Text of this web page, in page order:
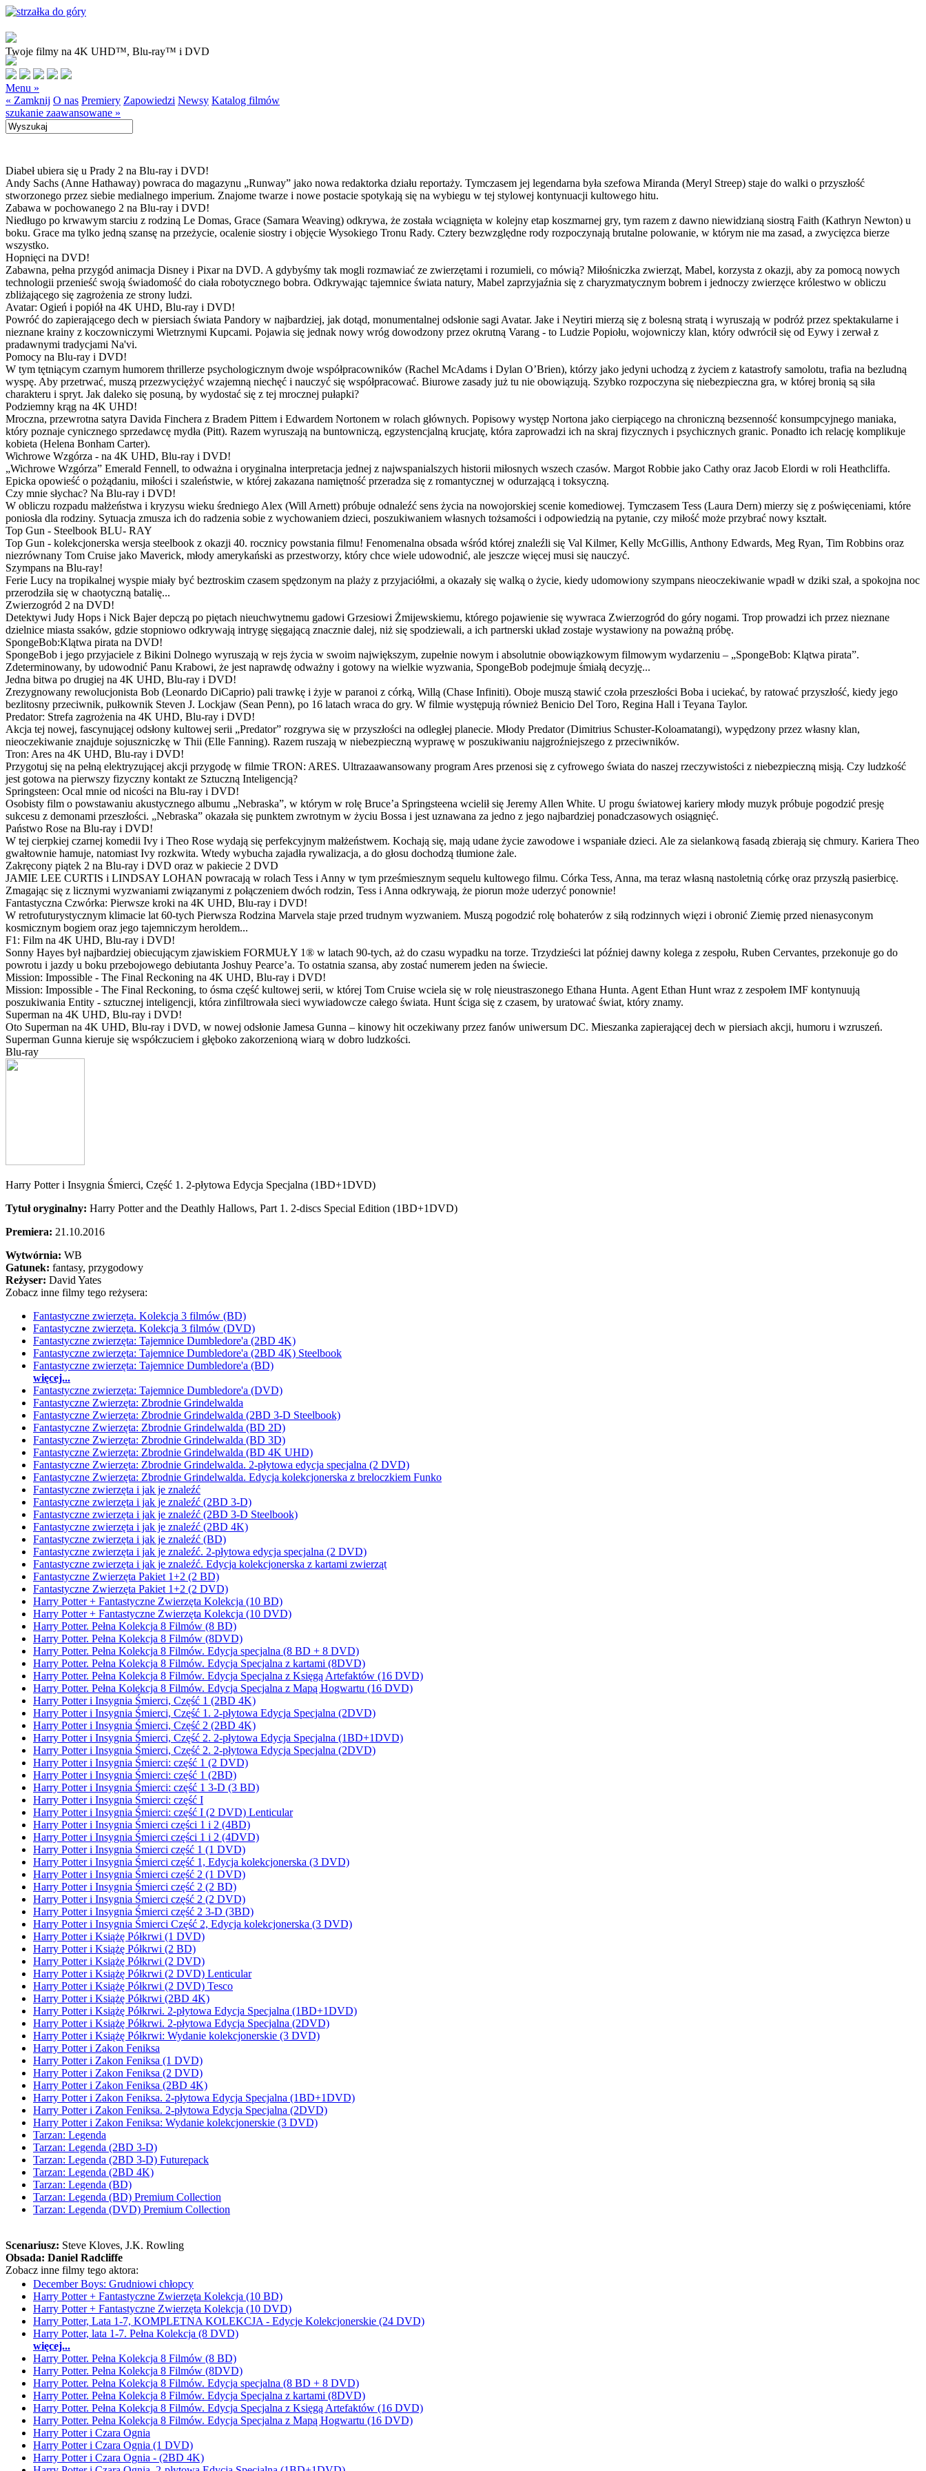
Twoje filmy na 4K UHD™, Blu-ray™ i DVD
Menu »
« Zamknij O nas Premiery Zapowiedzi Newsy Katalog filmów
szukanie zaawansowane »
Diabeł ubiera się u Prady 2 na Blu-ray i DVD!
Andy Sachs (Anne Hathaway) powraca do magazynu „Runway” jako nowa redaktorka działu reportaży. Tymczasem jej legendarna była szefowa Miranda (Meryl Streep) staje do walki o przyszłość
stworzonego przez siebie medialnego imperium. Znajome twarze i nowe postacie spotykają się na wybiegu w tej stylowej kontynuacji kultowego hitu.
Zabawa w pochowanego 2 na Blu-ray i DVD!
Niedługo po krwawym starciu z rodziną Le Domas, Grace (Samara Weaving) odkrywa, że została wciągnięta w kolejny etap koszmarnej gry, tym razem z dawno niewidzianą siostrą Faith (Kathryn Newton) u
boku. Grace ma tylko jedną szansę na przeżycie, ocalenie siostry i objęcie Wysokiego Tronu Rady. Cztery bezwzględne rody rozpoczynają brutalne polowanie, w którym nie ma zasad, a zwycięzca bierze
wszystko.
Hopnięci na DVD!
Zabawna, pełna przygód animacja Disney i Pixar na DVD. A gdybyśmy tak mogli rozmawiać ze zwierzętami i rozumieli, co mówią? Miłośniczka zwierząt, Mabel, korzysta z okazji, aby za pomocą nowych
technologii przenieść swoją świadomość do ciała robotycznego bobra. Odkrywając tajemnice świata natury, Mabel zaprzyjaźnia się z charyzmatycznym bobrem i jednoczy zwierzęce królestwo w obliczu
zbliżającego się zagrożenia ze strony ludzi.
Avatar: Ogień i popiół na 4K UHD, Blu-ray i DVD!
Powróć do zapierającego dech w piersiach świata Pandory w najbardziej, jak dotąd, monumentalnej odsłonie sagi Avatar. Jake i Neytiri mierzą się z bolesną stratą i wyruszają w podróż przez spektakularne i
nieznane krainy z koczowniczymi Wietrznymi Kupcami. Pojawia się jednak nowy wróg dowodzony przez okrutną Varang - to Ludzie Popiołu, wojowniczy klan, który odwrócił się od Eywy i zerwał z
pradawnymi tradycjami Na'vi.
Pomocy na Blu-ray i DVD!
W tym tętniącym czarnym humorem thrillerze psychologicznym dwoje współpracowników (Rachel McAdams i Dylan O’Brien), którzy jako jedyni uchodzą z życiem z katastrofy samolotu, trafia na bezludną
wyspę. Aby przetrwać, muszą przezwyciężyć wzajemną niechęć i nauczyć się współpracować. Biurowe zasady już tu nie obowiązują. Szybko rozpoczyna się niebezpieczna gra, w której bronią są siła
charakteru i spryt. Jak daleko się posuną, by wydostać się z tej mrocznej pułapki?
Podziemny krąg na 4K UHD!
Mroczna, przewrotna satyra Davida Finchera z Bradem Pittem i Edwardem Nortonem w rolach głównych. Popisowy występ Nortona jako cierpiącego na chroniczną bezsenność konsumpcyjnego maniaka,
który poznaje cynicznego sprzedawcę mydła (Pitt). Razem wyruszają na buntowniczą, egzystencjalną krucjatę, która zaprowadzi ich na skraj fizycznych i psychicznych granic. Ponadto ich relację komplikuje
kobieta (Helena Bonham Carter).
Wichrowe Wzgórza - na 4K UHD, Blu-ray i DVD!
„Wichrowe Wzgórza” Emerald Fennell, to odważna i oryginalna interpretacja jednej z najwspanialszych historii miłosnych wszech czasów. Margot Robbie jako Cathy oraz Jacob Elordi w roli Heathcliffa.
Epicka opowieść o pożądaniu, miłości i szaleństwie, w której zakazana namiętność przeradza się z romantycznej w odurzającą i toksyczną.
Czy mnie słychac? Na Blu-ray i DVD!
W obliczu rozpadu małżeństwa i kryzysu wieku średniego Alex (Will Arnett) próbuje odnaleźć sens życia na nowojorskiej scenie komediowej. Tymczasem Tess (Laura Dern) mierzy się z poświęceniami, które
poniosła dla rodziny. Sytuacja zmusza ich do radzenia sobie z wychowaniem dzieci, poszukiwaniem własnych tożsamości i odpowiedzią na pytanie, czy miłość może przybrać nowy kształt.
Top Gun - Steelbook BLU- RAY
Top Gun - kolekcjonerska wersja steelbook z okazji 40. rocznicy powstania filmu! Fenomenalna obsada wśród której znaleźli się Val Kilmer, Kelly McGillis, Anthony Edwards, Meg Ryan, Tim Robbins oraz
niezrównany Tom Cruise jako Maverick, młody amerykański as przestworzy, który chce wiele udowodnić, ale jeszcze więcej musi się nauczyć.
Szympans na Blu-ray!
Ferie Lucy na tropikalnej wyspie miały być beztroskim czasem spędzonym na plaży z przyjaciółmi, a okazały się walką o życie, kiedy udomowiony szympans nieoczekiwanie wpadł w dziki szał, a spokojna noc
przerodziła się w chaotyczną batalię...
Zwierzogród 2 na DVD!
Detektywi Judy Hops i Nick Bajer depczą po piętach nieuchwytnemu gadowi Grzesiowi Żmijewskiemu, którego pojawienie się wywraca Zwierzogród do góry nogami. Trop prowadzi ich przez nieznane
dzielnice miasta ssaków, gdzie stopniowo odkrywają intrygę sięgającą znacznie dalej, niż się spodziewali, a ich partnerski układ zostaje wystawiony na poważną próbę.
SpongeBob:Klątwa pirata na DVD!
SpongeBob i jego przyjaciele z Bikini Dolnego wyruszają w rejs życia w swoim największym, zupełnie nowym i absolutnie obowiązkowym filmowym wydarzeniu – „SpongeBob: Klątwa pirata”.
Zdeterminowany, by udowodnić Panu Krabowi, że jest naprawdę odważny i gotowy na wielkie wyzwania, SpongeBob podejmuje śmiałą decyzję...
Jedna bitwa po drugiej na 4K UHD, Blu-ray i DVD!
Zrezygnowany rewolucjonista Bob (Leonardo DiCaprio) pali trawkę i żyje w paranoi z córką, Willą (Chase Infiniti). Oboje muszą stawić czoła przeszłości Boba i uciekać, by ratować przyszłość, kiedy jego
bezlitosny przeciwnik, pułkownik Steven J. Lockjaw (Sean Penn), po 16 latach wraca do gry. W filmie występują również Benicio Del Toro, Regina Hall i Teyana Taylor.
Predator: Strefa zagrożenia na 4K UHD, Blu-ray i DVD!
Akcja tej nowej, fascynującej odsłony kultowej serii „Predator” rozgrywa się w przyszłości na odległej planecie. Młody Predator (Dimitrius Schuster-Koloamatangi), wypędzony przez własny klan,
nieoczekiwanie znajduje sojuszniczkę w Thii (Elle Fanning). Razem ruszają w niebezpieczną wyprawę w poszukiwaniu najgroźniejszego z przeciwników.
Tron: Ares na 4K UHD, Blu-ray i DVD!
Przygotuj się na pełną elektryzującej akcji przygodę w filmie TRON: ARES. Ultrazaawansowany program Ares przenosi się z cyfrowego świata do naszej rzeczywistości z niebezpieczną misją. Czy ludzkość
jest gotowa na pierwszy fizyczny kontakt ze Sztuczną Inteligencją?
Springsteen: Ocal mnie od nicości na Blu-ray i DVD!
Osobisty film o powstawaniu akustycznego albumu „Nebraska”, w którym w rolę Bruce’a Springsteena wcielił się Jeremy Allen White. U progu światowej kariery młody muzyk próbuje pogodzić presję
sukcesu z demonami przeszłości. „Nebraska” okazała się punktem zwrotnym w życiu Bossa i jest uznawana za jedno z jego najbardziej ponadczasowych osiągnięć.
Państwo Rose na Blu-ray i DVD!
W tej cierpkiej czarnej komedii Ivy i Theo Rose wydają się perfekcyjnym małżeństwem. Kochają się, mają udane życie zawodowe i wspaniałe dzieci. Ale za sielankową fasadą zbierają się chmury. Kariera Theo
gwałtownie hamuje, natomiast Ivy rozkwita. Wtedy wybucha zajadła rywalizacja, a do głosu dochodzą tłumione żale.
Zakręcony piątek 2 na Blu-ray i DVD oraz w pakiecie 2 DVD
JAMIE LEE CURTIS i LINDSAY LOHAN powracają w rolach Tess i Anny w tym prześmiesznym sequelu kultowego filmu. Córka Tess, Anna, ma teraz własną nastoletnią córkę oraz przyszłą pasierbicę.
Zmagając się z licznymi wyzwaniami związanymi z połączeniem dwóch rodzin, Tess i Anna odkrywają, że piorun może uderzyć ponownie!
Fantastyczna Czwórka: Pierwsze kroki na 4K UHD, Blu-ray i DVD!
W retrofuturystycznym klimacie lat 60-tych Pierwsza Rodzina Marvela staje przed trudnym wyzwaniem. Muszą pogodzić rolę bohaterów z siłą rodzinnych więzi i obronić Ziemię przed nienasyconym
kosmicznym bogiem oraz jego tajemniczym heroldem...
F1: Film na 4K UHD, Blu-ray i DVD!
Sonny Hayes był najbardziej obiecującym zjawiskiem FORMUŁY 1® w latach 90-tych, aż do czasu wypadku na torze. Trzydzieści lat później dawny kolega z zespołu, Ruben Cervantes, przekonuje go do
powrotu i jazdy u boku przebojowego debiutanta Joshuy Pearce’a. To ostatnia szansa, aby zostać numerem jeden na świecie.
Mission: Impossible - The Final Reckoning na 4K UHD, Blu-ray i DVD!
Mission: Impossible - The Final Reckoning, to ósma część kultowej serii, w której Tom Cruise wciela się w rolę nieustraszonego Ethana Hunta. Agent Ethan Hunt wraz z zespołem IMF kontynuują
poszukiwania Entity - sztucznej inteligencji, która zinfiltrowała sieci wywiadowcze całego świata. Hunt ściga się z czasem, by uratować świat, który znamy.
Superman na 4K UHD, Blu-ray i DVD!
Oto Superman na 4K UHD, Blu-ray i DVD, w nowej odsłonie Jamesa Gunna – kinowy hit oczekiwany przez fanów uniwersum DC. Mieszanka zapierającej dech w piersiach akcji, humoru i wzruszeń.
Superman Gunna kieruje się współczuciem i głęboko zakorzenioną wiarą w dobro ludzkości.
Blu-ray
Harry Potter i Insygnia Śmierci, Część 1. 2-płytowa Edycja Specjalna (1BD+1DVD)
Tytuł oryginalny: Harry Potter and the Deathly Hallows, Part 1. 2-discs Special Edition (1BD+1DVD)
Premiera: 21.10.2016
Wytwórnia: WB
Gatunek: fantasy, przygodowy
Reżyser: David Yates
Zobacz inne filmy tego reżysera:
Fantastyczne zwierzęta. Kolekcja 3 filmów (BD)
Fantastyczne zwierzęta. Kolekcja 3 filmów (DVD)
Fantastyczne zwierzęta: Tajemnice Dumbledore'a (2BD 4K)
Fantastyczne zwierzęta: Tajemnice Dumbledore'a (2BD 4K) Steelbook
Fantastyczne zwierzęta: Tajemnice Dumbledore'a (BD)
więcej...
Fantastyczne zwierzęta: Tajemnice Dumbledore'a (DVD)
Fantastyczne Zwierzęta: Zbrodnie Grindelwalda
Fantastyczne Zwierzęta: Zbrodnie Grindelwalda (2BD 3-D Steelbook)
Fantastyczne Zwierzęta: Zbrodnie Grindelwalda (BD 2D)
Fantastyczne Zwierzęta: Zbrodnie Grindelwalda (BD 3D)
Fantastyczne Zwierzęta: Zbrodnie Grindelwalda (BD 4K UHD)
Fantastyczne Zwierzęta: Zbrodnie Grindelwalda. 2-płytowa edycja specjalna (2 DVD)
Fantastyczne Zwierzęta: Zbrodnie Grindelwalda. Edycja kolekcjonerska z breloczkiem Funko
Fantastyczne zwierzęta i jak je znaleźć
Fantastyczne zwierzęta i jak je znaleźć (2BD 3-D)
Fantastyczne zwierzęta i jak je znaleźć (2BD 3-D Steelbook)
Fantastyczne zwierzęta i jak je znaleźć (2BD 4K)
Fantastyczne zwierzęta i jak je znaleźć (BD)
Fantastyczne zwierzęta i jak je znaleźć. 2-płytowa edycja specjalna (2 DVD)
Fantastyczne zwierzęta i jak je znaleźć. Edycja kolekcjonerska z kartami zwierząt
Fantastyczne Zwierzęta Pakiet 1+2 (2 BD)
Fantastyczne Zwierzęta Pakiet 1+2 (2 DVD)
Harry Potter + Fantastyczne Zwierzęta Kolekcja (10 BD)
Harry Potter + Fantastyczne Zwierzęta Kolekcja (10 DVD)
Harry Potter. Pełna Kolekcja 8 Filmów (8 BD)
Harry Potter. Pełna Kolekcja 8 Filmów (8DVD)
Harry Potter. Pełna Kolekcja 8 Filmów. Edycja specjalna (8 BD + 8 DVD)
Harry Potter. Pełna Kolekcja 8 Filmów. Edycja Specjalna z kartami (8DVD)
Harry Potter. Pełna Kolekcja 8 Filmów. Edycja Specjalna z Księgą Artefaktów (16 DVD)
Harry Potter. Pełna Kolekcja 8 Filmów. Edycja Specjalna z Mapą Hogwartu (16 DVD)
Harry Potter i Insygnia Śmierci, Część 1 (2BD 4K)
Harry Potter i Insygnia Śmierci, Część 1. 2-płytowa Edycja Specjalna (2DVD)
Harry Potter i Insygnia Śmierci, Część 2 (2BD 4K)
Harry Potter i Insygnia Śmierci, Część 2. 2-płytowa Edycja Specjalna (1BD+1DVD)
Harry Potter i Insygnia Śmierci, Część 2. 2-płytowa Edycja Specjalna (2DVD)
Harry Potter i Insygnia Śmierci: część 1 (2 DVD)
Harry Potter i Insygnia Śmierci: część 1 (2BD)
Harry Potter i Insygnia Śmierci: część 1 3-D (3 BD)
Harry Potter i Insygnia Śmierci: część I
Harry Potter i Insygnia Śmierci: część I (2 DVD) Lenticular
Harry Potter i Insygnia Śmierci części 1 i 2 (4BD)
Harry Potter i Insygnia Śmierci części 1 i 2 (4DVD)
Harry Potter i Insygnia Śmierci część 1 (1 DVD)
Harry Potter i Insygnia Śmierci część 1, Edycja kolekcjonerska (3 DVD)
Harry Potter i Insygnia Śmierci część 2 (1 DVD)
Harry Potter i Insygnia Śmierci część 2 (2 BD)
Harry Potter i Insygnia Śmierci część 2 (2 DVD)
Harry Potter i Insygnia Śmierci część 2 3-D (3BD)
Harry Potter i Insygnia Śmierci Część 2, Edycja kolekcjonerska (3 DVD)
Harry Potter i Książę Półkrwi (1 DVD)
Harry Potter i Książę Półkrwi (2 BD)
Harry Potter i Książę Półkrwi (2 DVD)
Harry Potter i Książę Półkrwi (2 DVD) Lenticular
Harry Potter i Książę Półkrwi (2 DVD) Tesco
Harry Potter i Książę Półkrwi (2BD 4K)
Harry Potter i Książę Półkrwi. 2-płytowa Edycja Specjalna (1BD+1DVD)
Harry Potter i Książę Półkrwi. 2-płytowa Edycja Specjalna (2DVD)
Harry Potter i Książę Półkrwi: Wydanie kolekcjonerskie (3 DVD)
Harry Potter i Zakon Feniksa
Harry Potter i Zakon Feniksa (1 DVD)
Harry Potter i Zakon Feniksa (2 DVD)
Harry Potter i Zakon Feniksa (2BD 4K)
Harry Potter i Zakon Feniksa. 2-płytowa Edycja Specjalna (1BD+1DVD)
Harry Potter i Zakon Feniksa. 2-płytowa Edycja Specjalna (2DVD)
Harry Potter i Zakon Feniksa: Wydanie kolekcjonerskie (3 DVD)
Tarzan: Legenda
Tarzan: Legenda (2BD 3-D)
Tarzan: Legenda (2BD 3-D) Futurepack
Tarzan: Legenda (2BD 4K)
Tarzan: Legenda (BD)
Tarzan: Legenda (BD) Premium Collection
Tarzan: Legenda (DVD) Premium Collection
Scenariusz: Steve Kloves, J.K. Rowling
Obsada: Daniel Radcliffe
Zobacz inne filmy tego aktora:
December Boys: Grudniowi chłopcy
Harry Potter + Fantastyczne Zwierzęta Kolekcja (10 BD)
Harry Potter + Fantastyczne Zwierzęta Kolekcja (10 DVD)
Harry Potter, Lata 1-7, KOMPLETNA KOLEKCJA - Edycje Kolekcjonerskie (24 DVD)
Harry Potter, lata 1-7. Pełna Kolekcja (8 DVD)
więcej...
Harry Potter. Pełna Kolekcja 8 Filmów (8 BD)
Harry Potter. Pełna Kolekcja 8 Filmów (8DVD)
Harry Potter. Pełna Kolekcja 8 Filmów. Edycja specjalna (8 BD + 8 DVD)
Harry Potter. Pełna Kolekcja 8 Filmów. Edycja Specjalna z kartami (8DVD)
Harry Potter. Pełna Kolekcja 8 Filmów. Edycja Specjalna z Księgą Artefaktów (16 DVD)
Harry Potter. Pełna Kolekcja 8 Filmów. Edycja Specjalna z Mapą Hogwartu (16 DVD)
Harry Potter i Czara Ognia
Harry Potter i Czara Ognia (1 DVD)
Harry Potter i Czara Ognia - (2BD 4K)